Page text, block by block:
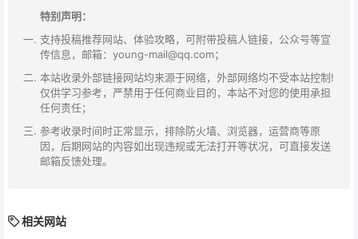
特别声明：
支持投稿推荐网站、体验攻略，可附带投稿人链接，公众号等宣
传信息，邮箱：young-mail@qq.com；
本站收录外部链接网站均来源于网络，外部网络均不受本站控制!
仅供学习参考，严禁用于任何商业目的，本站不对您的使用承担
任何责任；
参考收录时间时正常显示，排除防火墙、浏览器，运营商等原
因，后期网站的内容如出现违规或无法打开等状况，可直接发送
邮箱反馈处理。
相关网站